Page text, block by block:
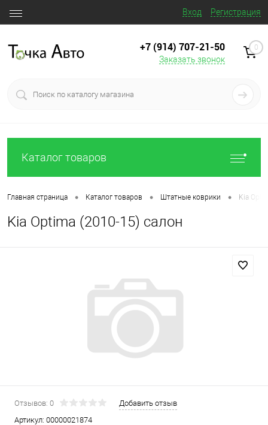
Вход Регистрация
+7 (914) 707‒21‒50
Заказать звонок
0
Каталог товаров
Главная страница • Каталог товаров • Штатные коврики • Kia
Kia Optima (2010-15) салон
Отзывов: 0
Добавить отзыв
Артикул: 00000021874